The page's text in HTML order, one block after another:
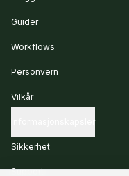
Guider
Workflows
Personvern
Vilkår
Sikkerhet
Support